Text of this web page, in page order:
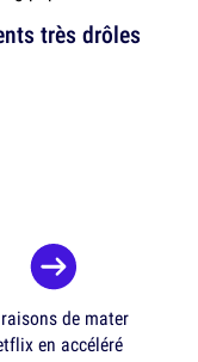
très drôles
de mater
en accéléré